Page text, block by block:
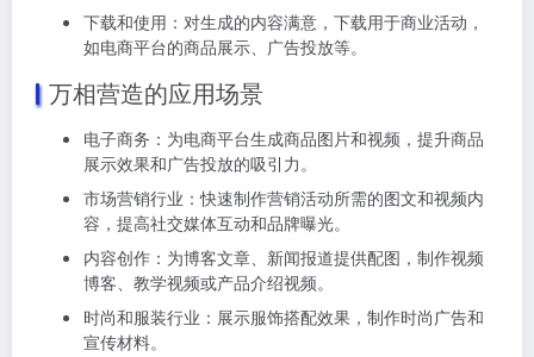
下载和使用： 对生成的内容满意，下载用于商业活动，
如电商平台的商品展示、广告投放等。
万相营造的应用场景
电子商务：为电商平台生成商品图片和视频，提升商品
展示效果和广告投放的吸引力。
市场营销行业：快速制作营销活动所需的图文和视频内
容，提高社交媒体互动和品牌曝光。
内容创作：为博客文章、新闻报道提供配图，制作视频
博客、教学视频或产品介绍视频。
时尚和服装行业：展示服饰搭配效果，制作时尚广告和
宣传材料。